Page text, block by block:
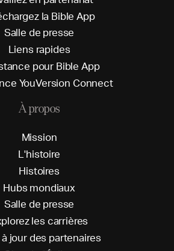
chargez la Bible App
Salle de presse
L iens rapides
tance pour Bible App
nce YouVersion Connect
À propos
Mission
L'histoire
Histoires
Hubs mondiaux
Salle de presse
plorez les carrières
à jourdes partenaires